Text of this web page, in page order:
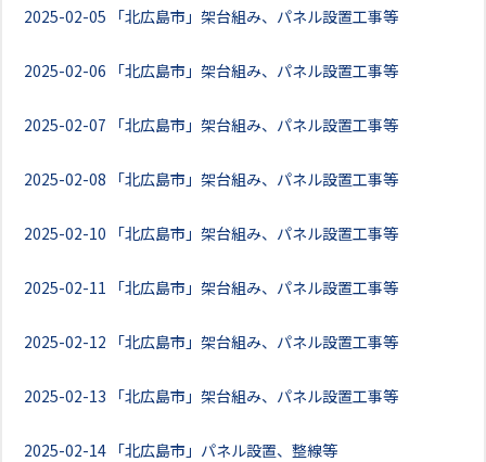
2025-02-05 「北広島市」架台組み、パネル設置工事等
2025-02-06 「北広島市」架台組み、パネル設置工事等
2025-02-07 「北広島市」架台組み、パネル設置工事等
2025-02-08 「北広島市」架台組み、パネル設置工事等
2025-02-10 「北広島市」架台組み、パネル設置工事等
2025-02-11 「北広島市」架台組み、パネル設置工事等
2025-02-12 「北広島市」架台組み、パネル設置工事等
2025-02-13 「北広島市」架台組み、パネル設置工事等
2025-02-14 「北広島市」パネル設置、整線等